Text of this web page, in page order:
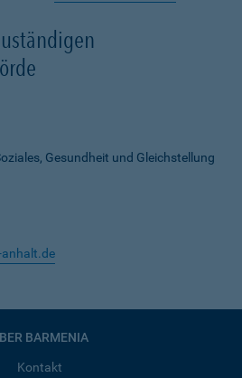
Gesundheit und Gleichstellung
anhalt.de
BARMENIA
Kontakt